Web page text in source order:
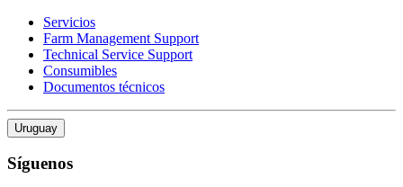
Servicios
Farm Management Support
Technical Service Support
Consumibles
Documentos técnicos
Uruguay
Síguenos